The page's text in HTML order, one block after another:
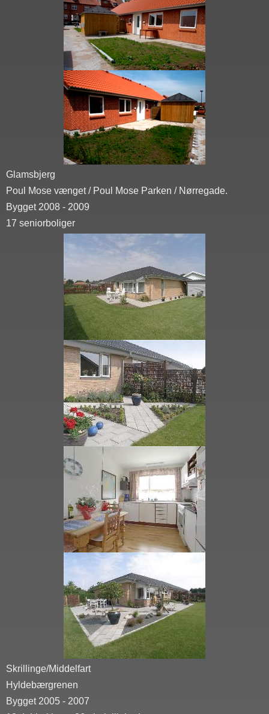
Glamsbjerg
Poul Mose vænget / Poul Mose Parken / Nørregade.
Bygget 2008 - 2009
17 seniorboliger
Skrillinge/Middelfart
Hyldebærgrenen
Bygget 2005 - 2007